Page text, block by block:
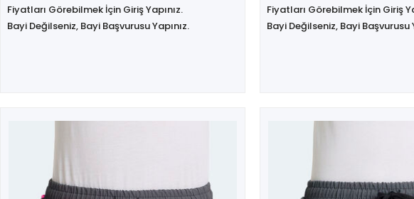
Fiyatları Görebilmek İçin Giriş Yapınız.
Bayi Değilseniz, Bayi Başvurusu Yapınız.
Fiyatları Görebilmek İçin Giriş
Bayi Değilseniz, Bayi Başvurusu